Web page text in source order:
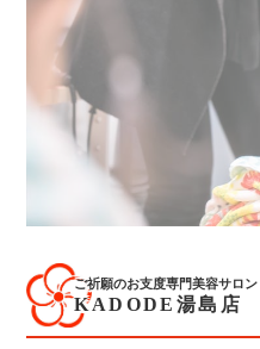
ご祈願のお支度専門美容サロン
KADODE湯島店